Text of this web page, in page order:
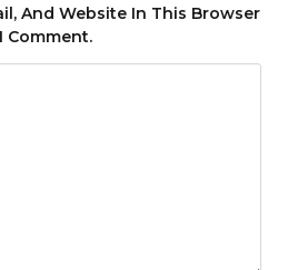
And Website In This Browser
Comment.